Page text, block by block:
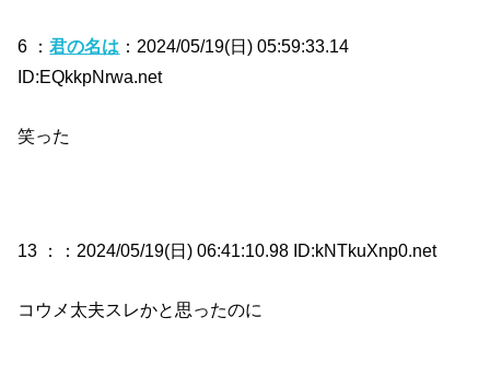
6 ：君の名は ：2024/05/19(日) 05:59:33.14
ID:EQkkpNrwa.net
笑った
13 ： ：2024/05/19(日) 06:41:10.98 ID:kNTkuXnp0.net
コウメ太夫スレかと思ったのに